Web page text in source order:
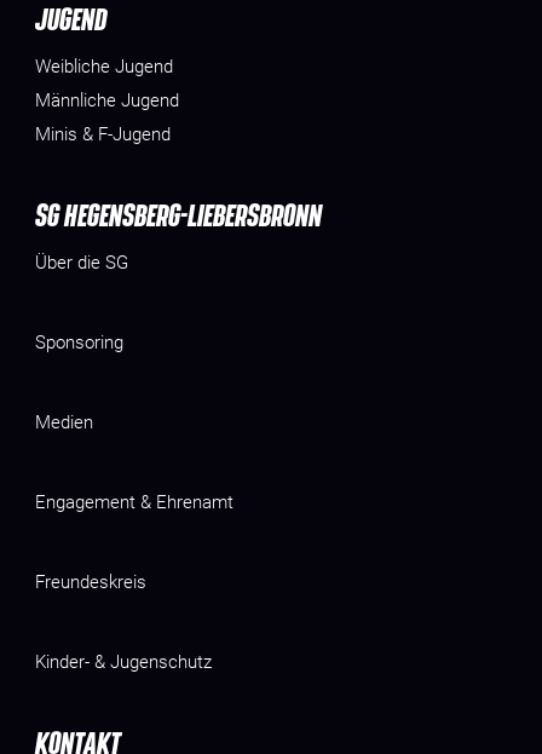
JUGEND
Weibliche Jugend
Männliche Jugend
Minis & F-Jugend
SG HEGENSBERG-LIEBERSBRONN
Über die SG
Sponsoring
Medien
Engagement & Ehrenamt
Freundeskreis
Kinder- & Jugenschutz
KONTAKT